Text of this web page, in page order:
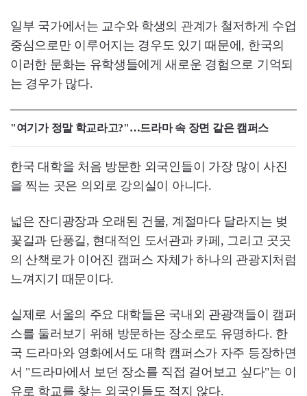
일부 국가에서는 교수와 학생의 관계가 철저하게 수업
중심으로만 이루어지는 경우도 있기 때문에, 한국의
이러한 문화는 유학생들에게 새로운 경험으로 기억되
는 경우가 많다.
"여기가 정말 학교라고?"…드라마 속 장면 같은 캠퍼스
한국 대학을 처음 방문한 외국인들이 가장 많이 사진
을 찍는 곳은 의외로 강의실이 아니다.
넓은 잔디광장과 오래된 건물, 계절마다 달라지는 벚
꽃길과 단풍길, 현대적인 도서관과 카페, 그리고 곳곳
의 산책로가 이어진 캠퍼스 자체가 하나의 관광지처럼
느껴지기 때문이다.
실제로 서울의 주요 대학들은 국내외 관광객들이 캠퍼
스를 둘러보기 위해 방문하는 장소로도 유명하다. 한
국 드라마와 영화에서도 대학 캠퍼스가 자주 등장하면
서 "드라마에서 보던 장소를 직접 걸어보고 싶다"는 이
유로 학교를 찾는 외국인들도 적지 않다.